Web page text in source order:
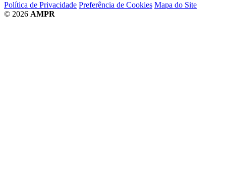
Política de Privacidade Preferência de Cookies Mapa do Site
© 2026 AMPR